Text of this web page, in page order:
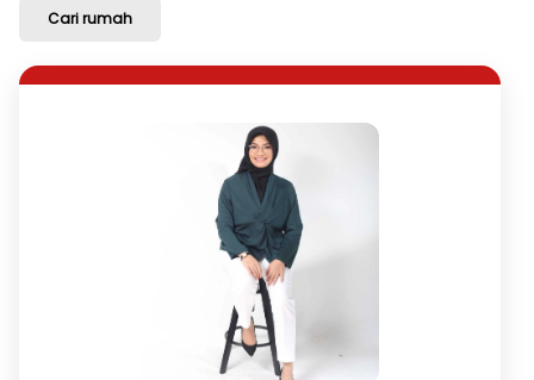
Cari rumah